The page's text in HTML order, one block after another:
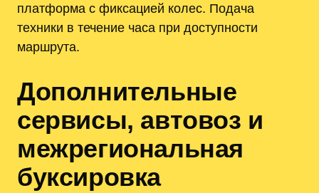
платформа с фиксацией колес. Подача
техники в течение часа при доступности
маршрута.
Дополнительные
сервисы, автовоз и
межрегиональная
буксировка